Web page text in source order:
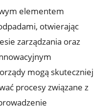
elementem
otwierając
zarządzania oraz
mogą skuteczniej
procesy związane z